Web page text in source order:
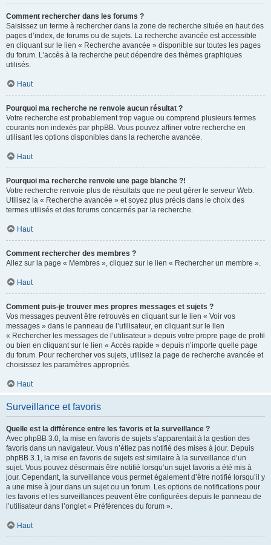
Comment rechercher dans les forums ?
Saisissez un terme à rechercher dans la zone de recherche située en haut des
pages d’index, de forums ou de sujets. La recherche avancée est accessible
en cliquant sur le lien « Recherche avancée » disponible sur toutes les pages
du forum. L’accès à la recherche peut dépendre des thèmes graphiques
utilisés.
Haut
Pourquoi ma recherche ne renvoie aucun résultat ?
Votre recherche est probablement trop vague ou comprend plusieurs termes
courants non indexés par phpBB. Vous pouvez affiner votre recherche en
utilisant les options disponibles dans la recherche avancée.
Haut
Pourquoi ma recherche renvoie une page blanche ?!
Votre recherche renvoie plus de résultats que ne peut gérer le serveur Web.
Utilisez la « Recherche avancée » et soyez plus précis dans le choix des
termes utilisés et des forums concernés par la recherche.
Haut
Comment rechercher des membres ?
Allez sur la page « Membres », cliquez sur le lien « Rechercher un membre ».
Haut
Comment puis-je trouver mes propres messages et sujets ?
Vos messages peuvent être retrouvés en cliquant sur le lien « Voir vos
messages » dans le panneau de l’utilisateur, en cliquant sur le lien
« Rechercher les messages de l’utilisateur » depuis votre propre page de profil
ou bien en cliquant sur le lien « Accès rapide » depuis n’importe quelle page
du forum. Pour rechercher vos sujets, utilisez la page de recherche avancée et
choisissez les paramètres appropriés.
Haut
Surveillance et favoris
Quelle est la différence entre les favoris et la surveillance ?
Avec phpBB 3.0, la mise en favoris de sujets s’apparentait à la gestion des
favoris dans un navigateur. Vous n’étiez pas notifié des mises à jour. Depuis
phpBB 3.1, la mise en favoris de sujets est similaire à la surveillance d’un
sujet. Vous pouvez désormais être notifié lorsqu’un sujet favoris a été mis à
jour. Cependant, la surveillance vous permet également d’être notifié lorsqu’il y
a une mise à jour dans un sujet ou un forum. Les options de notifications pour
les favoris et les surveillances peuvent être configurées depuis le panneau de
l’utilisateur dans l’onglet « Préférences du forum ».
Haut